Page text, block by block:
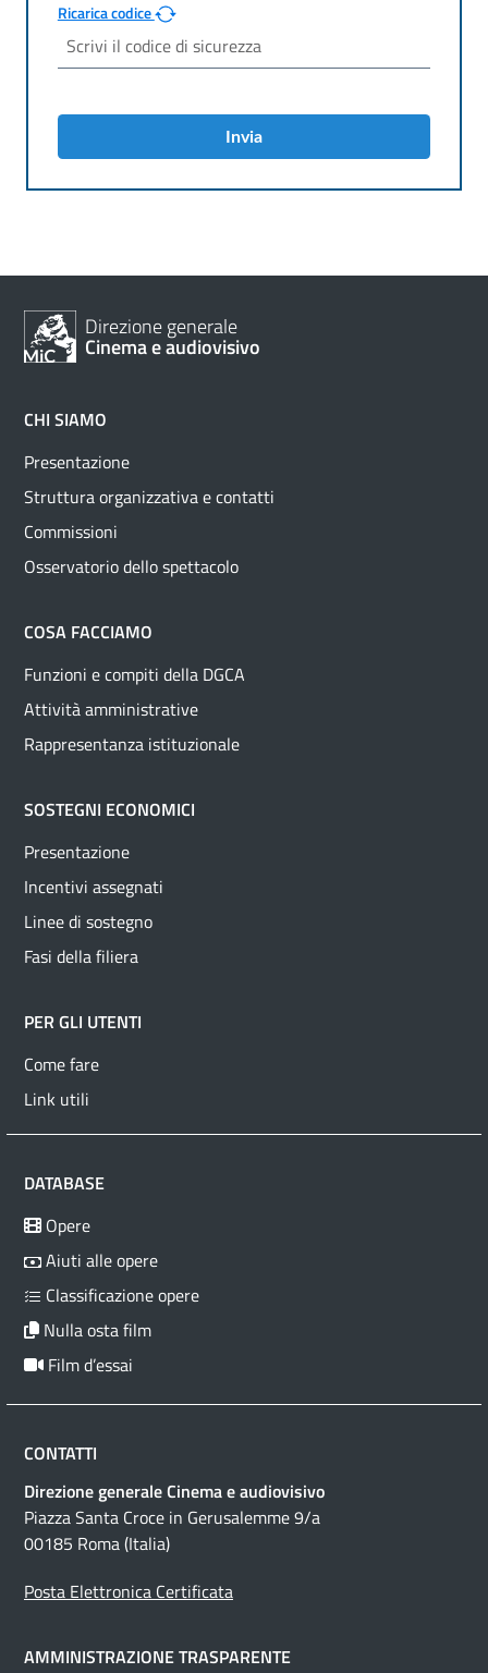
Ricarica codice
Invia
Direzione generale
Cinema e audiovisivo
CHI SIAMO
Presentazione
Struttura organizzativa e contatti
Commissioni
Osservatorio dello spettacolo
COSA FACCIAMO
Funzioni e compiti della DGCA
Attività amministrative
Rappresentanza istituzionale
SOSTEGNI ECONOMICI
Presentazione
Incentivi assegnati
Linee di sostegno
Fasi della filiera
PER GLI UTENTI
Come fare
Link utili
DATABASE
Opere
Aiuti alle opere
Classificazione opere
Nulla osta film
Film d’essai
CONTATTI
Direzione generale Cinema e audiovisivo
Piazza Santa Croce in Gerusalemme 9/a
00185 Roma (Italia)
Posta Elettronica Certificata
AMMINISTRAZIONE TRASPARENTE